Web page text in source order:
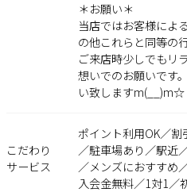
＊お願い＊
当店ではお客様によ
の他これらと同等の
ご来店時少しでもリ
想いでのお願いです
い致しますm(__)m☆
こだわり
サービス
ポイント利用OK／
／駐車場あり／駅近
／メンズにおすすめ
入会金無料／1対1／